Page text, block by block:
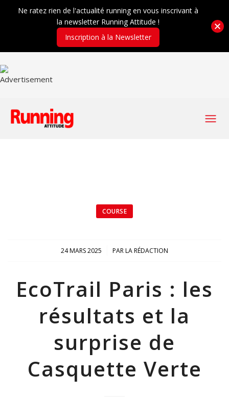
COURSE
24 MARS 2025
/ PARLA RÉDACTION
EcoTrail Paris : les
résultats et la
surprise de
Casquette Verte
Ne ratez rien de l'actualité running en vous inscrivant à
la newsletter Running Attitude !
Inscription à la Newsletter